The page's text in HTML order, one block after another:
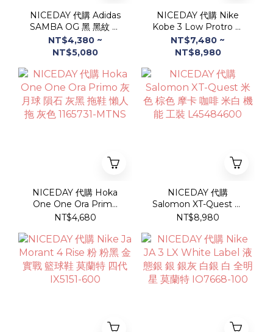
NICEDAY 代購 Adidas
SAMBA OG 黑 黑紋 黑
灰 板鞋 黑色 黑白
KH7842
NT$4,380 ~
NT$5,080
NICEDAY 代購 Nike
Kobe 3 Low Protro 全
明星賽 粉白 漸層 粉色 白
色 科比 老大 籃球鞋
NT$7,480 ~
NT$8,980
NICEDAY 代購 Hoka
One One Ora Primo
灰 月球 隕石 灰黑 拖鞋
MTNS
NT$4,680
NICEDAY 代購
Salomon XT-Quest 米
色 棕色 摩卡 咖啡 米白
NT$8,980